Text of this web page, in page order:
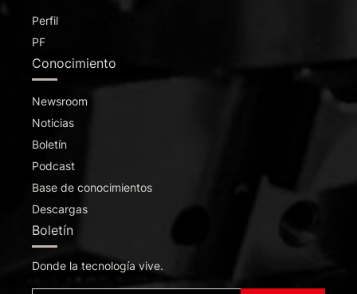
Perfil
PF
Conocimiento
Newsroom
Noticias
Boletín
Podcast
Base de conocimientos
Descargas
Boletín
Donde la tecnología vive.